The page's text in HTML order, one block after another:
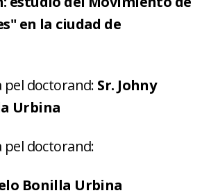
en la ciudad de
pel doctorand: Sr. Johny
Urbina
pel doctorand:
Bonilla Urbina